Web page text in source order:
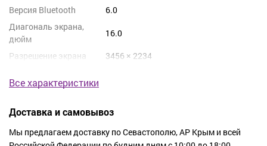
Версия Bluetooth
6.0
Диагональ экрана,
дюйм
16.0
Разрешение экрана 3456 × 2234
Все характеристики
Доставка и самовывоз
Мы предлагаем доставку по Севастополю, АР Крым и всей